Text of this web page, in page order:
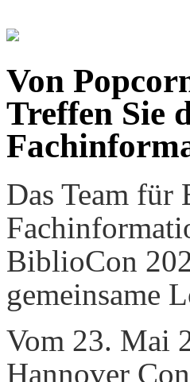
Von
Treffen Sie
Das Team für
BiblioCon
gemeinsame
Vom 23. Mai
Hannover